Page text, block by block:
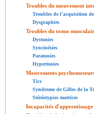
Troubles du mouvement
Troubles de l'acquisition
Dysgraphies
Troubles du tonus
Dystonies
Syncinésies
Paratonies
Hypertonies
Mouvements
Tics
Syndrome de Gilles de la
Stéréotypies motrices
Incapacités